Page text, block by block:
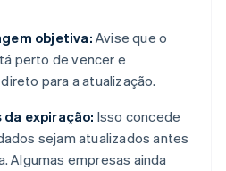
objetiva: Avise que o
perto de vencer e
para a atualização.
da expiração: Isso concede
sejam atualizados antes
Algumas empresas ainda